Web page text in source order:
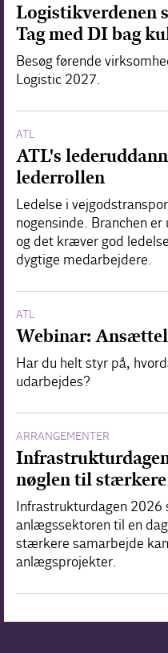
Logistikverdenen
Tag med DI bag
Besøg førende
Logistic 2027.
ATL
ATL's
lederrollen
Ledelse i
nogensinde. Branchen
og det kræver god
dygtige medarbejdere.
ATL
Webinar:
Har du helt styr på,
udarbejdes?
ARRANGEMENTER
nøglen til
Infrastrukturdagen
anlægssektoren til en
stærkere samarbejde
anlægsprojekter.